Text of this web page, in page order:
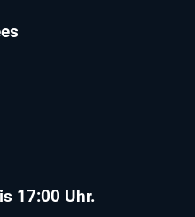
17:00 Uhr.